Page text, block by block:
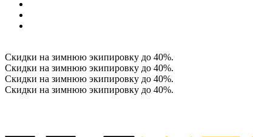
Скидки на зимнюю экипировку до 40%.
Скидки на зимнюю экипировку до 40%.
Скидки на зимнюю экипировку до 40%.
Скидки на зимнюю экипировку до 40%.